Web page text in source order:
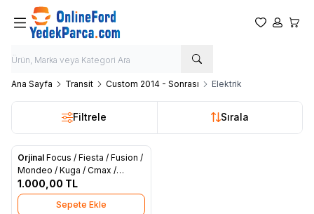
Favorilerim
Hesabım
Ana Sayfa Transit Custom 2014 - Sonrası Elektrik
Filtrele Sırala
Favorilere Ekle
Orjinal Focus / Fiesta / Fusion /
Mondeo / Kuga / Cmax /
Connect / Transit V184 / V347 /
V363 / Courier / Custom
Kontak Teminali Termik (AA6T
1.000,00 TL
Sepete Ekle